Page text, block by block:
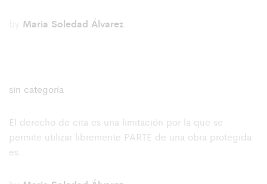
Maria Soledad Álvarez
sin categoría
El derecho de cita es una limitación por la que se
permite utilizar libremente PARTE de una obra protegida
es…